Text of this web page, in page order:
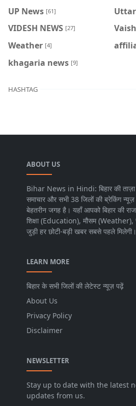
UP News [61]
VIDESH NEWS [27]
Weather [4]
khagaria news [9]
HASHTAG
ABOUT US
Bihar News in Hindi: बिहार की
समाचार और सभी 38 जिलों की ब्रेकिंग
बेहतरीन जगह है। यहाँ आपको बिहार की
शिक्षा (Education), मौसम (Weather),
जुड़ी हर छोटी-बड़ी खबर सबसे पहले मिलेगी।
LEARN MORE
बिहार के सभी जिलों की लेटेस्ट न्यूज़ पढ़ें
About Us
Privacy Policy
Disclaimer
NEWSLETTER
Stay up to date with the latest
updates from us.